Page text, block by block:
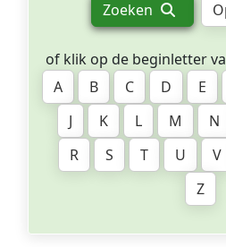
Zoeken
of klik op de beginletter
A
B C D E
J
K L M N
R
S T U V
Z